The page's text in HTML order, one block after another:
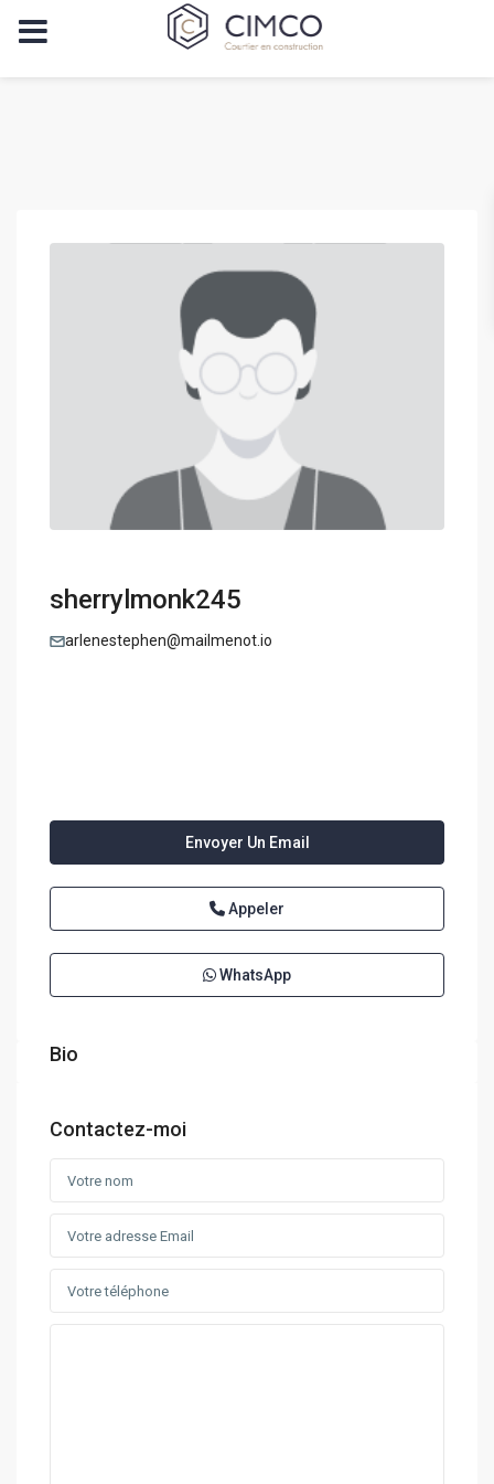
sherrylmonk245
arlenestephen@mailmenot.io
Envoyer Un Email
Appeler
WhatsApp
Bio
Contactez-moi